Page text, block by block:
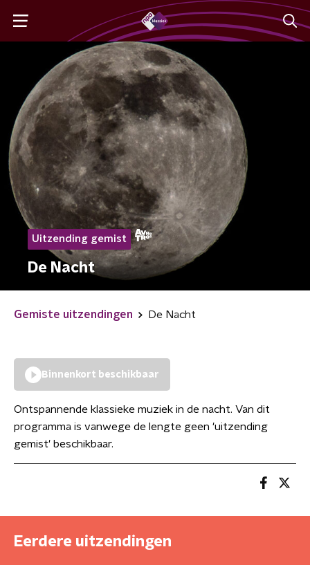
Uitzending gemist
De Nacht
Gemiste uitzendingen De Nacht
Binnenkort beschikbaar
Ontspannende klassieke muziek in de nacht. Van dit
programma is vanwege de lengte geen 'uitzending
gemist' beschikbaar.
Eerdere uitzendingen